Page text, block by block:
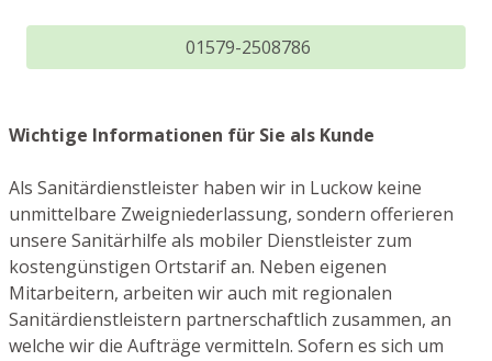
01579-2508786
Wichtige Informationen für Sie als Kunde
Als Sanitärdienstleister haben wir in Luckow keine
unmittelbare Zweigniederlassung, sondern offerieren
unsere Sanitärhilfe als mobiler Dienstleister zum
kostengünstigen Ortstarif an. Neben eigenen
Mitarbeitern, arbeiten wir auch mit regionalen
Sanitärdienstleistern partnerschaftlich zusammen, an
welche wir die Aufträge vermitteln. Sofern es sich um